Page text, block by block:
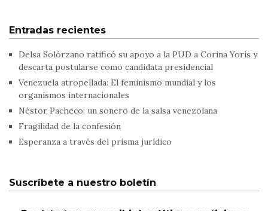
Entradas recientes
Delsa Solórzano ratificó su apoyo a la PUD a Corina Yoris y
descarta postularse como candidata presidencial
Venezuela atropellada: El feminismo mundial y los
organismos internacionales
Néstor Pacheco: un sonero de la salsa venezolana
Fragilidad de la confesión
Esperanza a través del prisma jurídico
Suscríbete a nuestro boletín